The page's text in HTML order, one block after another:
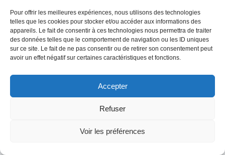
Pour offrir les meilleures expériences, nous utilisons des technologies
telles que les cookies pour stocker et/ou accéder aux informations des
appareils. Le fait de consentir à ces technologies nous permettra de traiter
des données telles que le comportement de navigation ou les ID uniques
sur ce site. Le fait de ne pas consentir ou de retirer son consentement peut
avoir un effet négatif sur certaines caractéristiques et fonctions.
Accepter
Refuser
Voir les préférences